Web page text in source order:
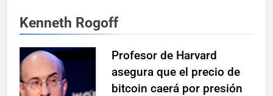
Kenneth Rogoff
Profesor de Harvard
asegura que el precio de
bitcoin caerá por presión